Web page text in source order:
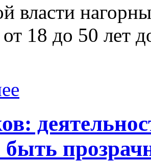
власти
от 18 до 50